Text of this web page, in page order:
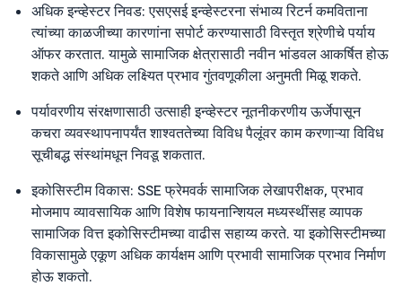
अधिक इन्व्हेस्टर निवड: एसएसई इन्व्हेस्टरना संभाव्य रिटर्न कमविताना
त्यांच्या काळजीच्या कारणांना सपोर्ट करण्यासाठी विस्तृत श्रेणीचे पर्याय
ऑफर करतात. यामुळे सामाजिक क्षेत्रासाठी नवीन भांडवल आकर्षित होऊ
शकते आणि अधिक लक्ष्यित प्रभाव गुंतवणूकीला अनुमती मिळू शकते.
पर्यावरणीय संरक्षणासाठी उत्साही इन्व्हेस्टर नूतनीकरणीय ऊर्जेपासून
कचरा व्यवस्थापनापर्यंत शाश्वततेच्या विविध पैलूंवर काम करणाऱ्या विविध
सूचीबद्ध संस्थांमधून निवडू शकतात.
इकोसिस्टीम विकास: SSE फ्रेमवर्क सामाजिक लेखापरीक्षक, प्रभाव
मोजमाप व्यावसायिक आणि विशेष फायनान्शियल मध्यस्थींसह व्यापक
सामाजिक वित्त इकोसिस्टीमच्या वाढीस सहाय्य करते. या इकोसिस्टीमच्या
विकासामुळे एकूण अधिक कार्यक्षम आणि प्रभावी सामाजिक प्रभाव निर्माण
होऊ शकतो.